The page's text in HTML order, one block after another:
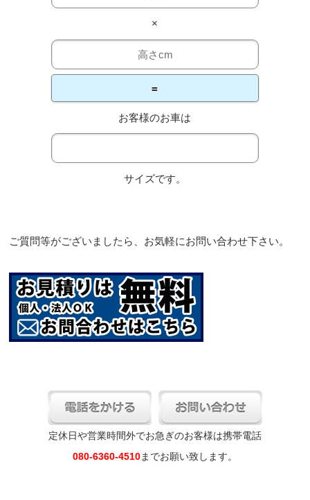
×
=
お客様のお車は
サイズです。
ご質問等がございましたら、お気軽にお問い合わせ下さい。
定休日や営業時間外でお急ぎのお客様は携帯電話
080-6360-4510までお願い致します。